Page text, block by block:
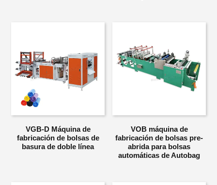
VGB-D Máquina de
fabricación de bolsas de
basura de doble línea
VOB máquina de
fabricación de bolsas pre-
abrida para bolsas
automáticas de Autobag